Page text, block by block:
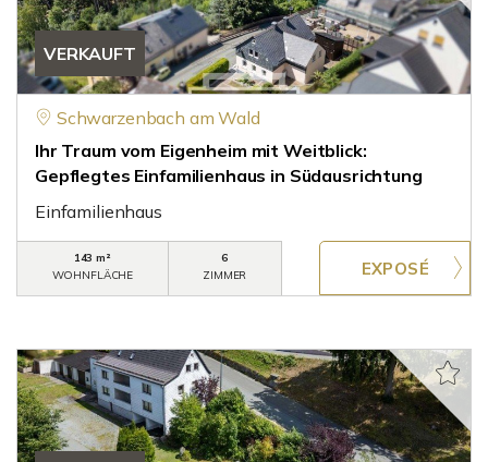
VERKAUFT
Schwarzenbach am Wald
Ihr Traum vom Eigenheim mit Weitblick:
Gepflegtes Einfamilienhaus in Südausrichtung
Einfamilienhaus
143 m²
WOHNFLÄCHE
6
ZIMMER